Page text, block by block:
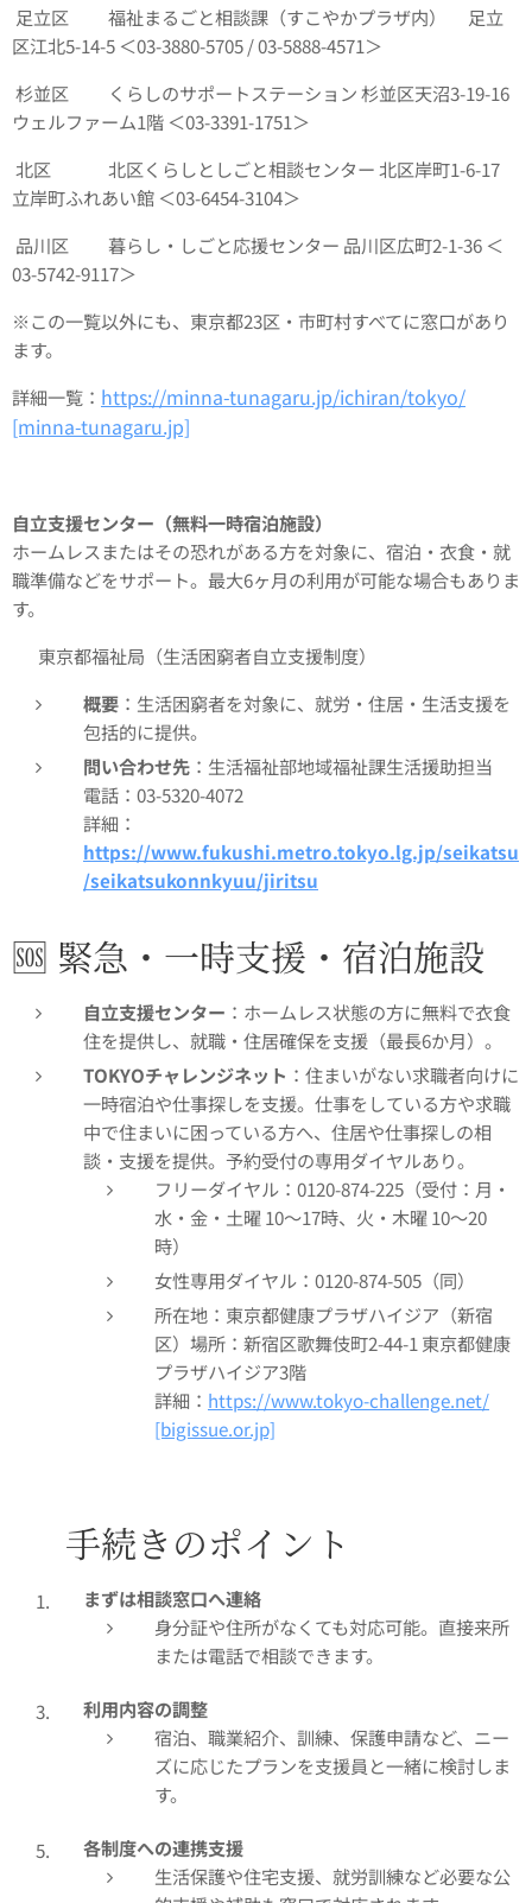
足立区 福祉まるごと相談課（すこやかプラザ内） 足立
区江北5‑14‑5 ＜03‑3880‑5705 / 03‑5888‑4571＞
杉並区 くらしのサポートステーション 杉並区天沼3‑19‑16
ウェルファーム1階 ＜03‑3391‑1751＞
北区 北区くらしとしごと相談センター 北区岸町1‑6‑17
立岸町ふれあい館 ＜03‑6454‑3104＞
品川区 暮らし・しごと応援センター 品川区広町2‑1‑36 ＜
03‑5742‑9117＞
※この一覧以外にも、東京都23区・市町村すべてに窓口があり
ます。
詳細一覧： https://minna-tunagaru.jp/ichiran/tokyo/
[minna-tunagaru.jp]
自立支援センター（無料一時宿泊施設）
ホームレスまたはその恐れがある方を対象に、宿泊・衣食・就
職準備などをサポート。最大6ヶ月の利用が可能な場合もありま
す。
✅ 東京都福祉局（生活困窮者自立支援制度）
概要 ：生活困窮者を対象に、就労・住居・生活支援を
包括的に提供。
問い合わせ先 ：生活福祉部地域福祉課生活援助担当
電話：03-5320-4072
詳細：
https://www.fukushi.metro.tokyo.lg.jp/seikatsu
/seikatsukonnkyuu/jiritsu
🆘 緊急・一時支援・宿泊施設
自立支援センター ：ホームレス状態の方に無料で衣食
住を提供し、就職・住居確保を支援（最長6か月）。
TOKYOチャレンジネット ：住まいがない求職者向けに
一時宿泊や仕事探しを支援。仕事をしている方や求職
中で住まいに困っている方へ、住居や仕事探しの相
談・支援を提供。予約受付の専用ダイヤルあり。
フリーダイヤル：0120-874-225（受付：月・
水・金・土曜 10～17時、火・木曜 10～20
時）
女性専用ダイヤル：0120-874-505（同）
所在地：東京都健康プラザハイジア（新宿
区）場所：新宿区歌舞伎町2‑44‑1 東京都健康
プラザハイジア3階
詳細： https://www.tokyo-challenge.net/
[bigissue.or.jp]
✅ 手続きのポイント
まずは相談窓口へ連絡
身分証や住所がなくても対応可能。直接来所
または電話で相談できます。
利用内容の調整
宿泊、職業紹介、訓練、保護申請など、ニー
ズに応じたプランを支援員と一緒に検討しま
す。
各制度への連携支援
生活保護や住宅支援、就労訓練など必要な公